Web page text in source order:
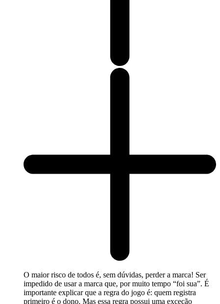
O maior risco de todos é, sem dúvidas, perder a marca! Ser
impedido de usar a marca que, por muito tempo “foi sua”. É
importante explicar que a regra do jogo é: quem registra
primeiro é o dono. Mas essa regra possui uma exceção